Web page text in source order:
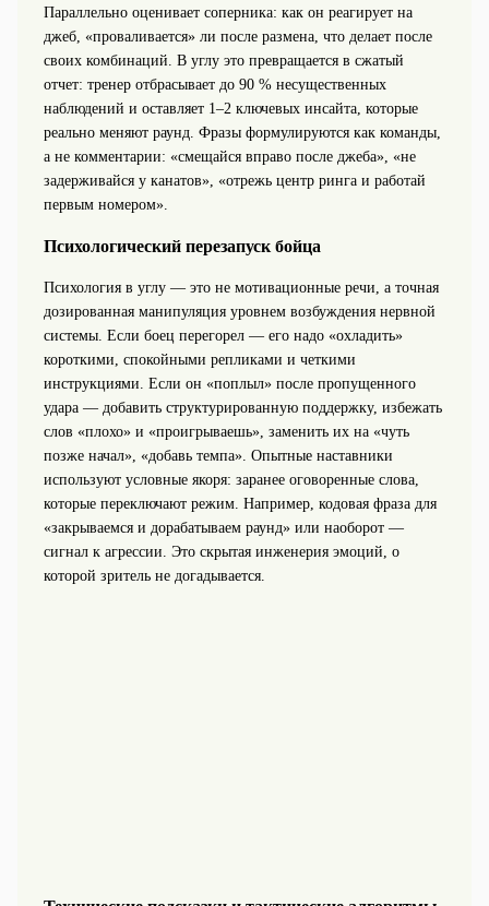
Параллельно оценивает соперника: как он реагирует на
джеб, «проваливается» ли после размена, что делает после
своих комбинаций. В углу это превращается в сжатый
отчет: тренер отбрасывает до 90 % несущественных
наблюдений и оставляет 1–2 ключевых инсайта, которые
реально меняют раунд. Фразы формулируются как команды,
а не комментарии: «смещайся вправо после джеба», «не
задерживайся у канатов», «отрежь центр ринга и работай
первым номером».
Психологический перезапуск бойца
Психология в углу — это не мотивационные речи, а точная
дозированная манипуляция уровнем возбуждения нервной
системы. Если боец перегорел — его надо «охладить»
короткими, спокойными репликами и четкими
инструкциями. Если он «поплыл» после пропущенного
удара — добавить структурированную поддержку, избежать
слов «плохо» и «проигрываешь», заменить их на «чуть
позже начал», «добавь темпа». Опытные наставники
используют условные якоря: заранее оговоренные слова,
которые переключают режим. Например, кодовая фраза для
«закрываемся и дорабатываем раунд» или наоборот —
сигнал к агрессии. Это скрытая инженерия эмоций, о
которой зритель не догадывается.